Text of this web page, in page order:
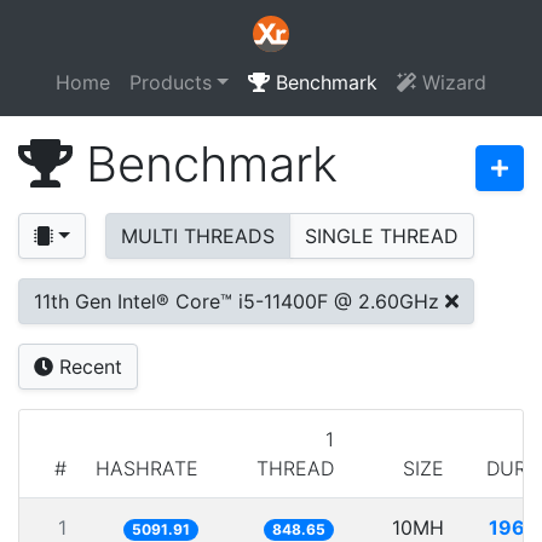
Home Products Benchmark Wizard
Benchmark
MULTI THREADS SINGLE THREAD
11th Gen Intel® Core™ i5-11400F @ 2.60GHz
Recent
# HASHRATE
1
THREAD
SIZE
1 5091.91 848.65 10MH